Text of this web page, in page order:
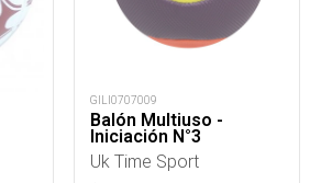
GILI0707009
Balón Multiuso -
Iniciación N°3
Uk Time Sport